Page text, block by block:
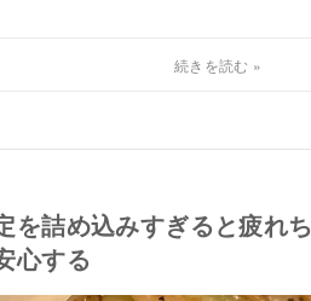
を詰め込みすぎると疲れ
心する